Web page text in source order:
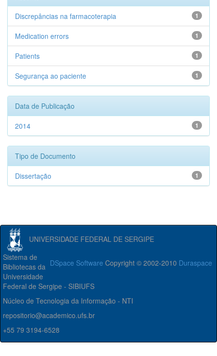
1
Discrepâncias na farmacoterapia
1
Medication errors
1
Patients
1
Segurança ao paciente
Data de Publicação
1
2014
Tipo de Documento
1
Dissertação
UNIVERSIDADE FEDERAL DE SERGIPE
DSpace Software Copyright © 2002-2010 Duraspace
Sistema de
Bibliotecas da
Universidade
Federal de Sergipe - SIBIUFS
Núcleo de Tecnologia da Informação - NTI
repositorio@academico.ufs.br
+55 79 3194-6528